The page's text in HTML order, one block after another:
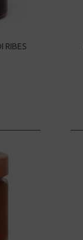
RIBES